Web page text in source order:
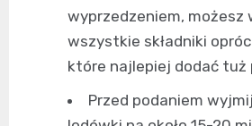
wyprzedzeniem, możesz
wszystkie składniki
które najlepiej dodać tuż
Przed podaniem